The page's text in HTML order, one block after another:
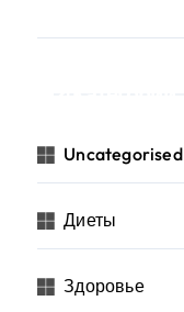
Uncategorised
Диеты
Здоровье